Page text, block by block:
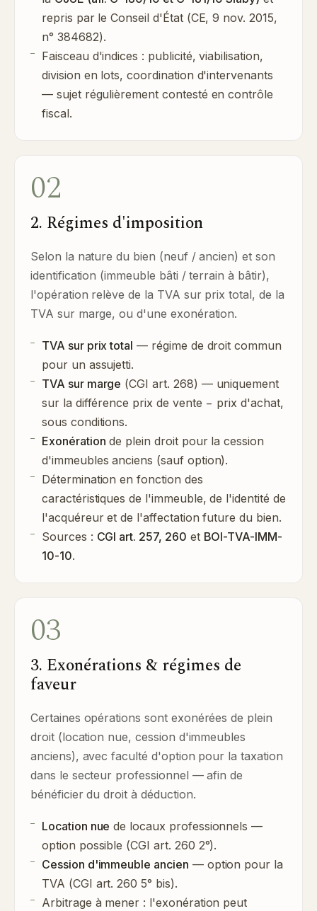
repris par le Conseil d'État (CE, 9 nov. 2015,
n° 384682).
Faisceau d'indices : publicité, viabilisation,
division en lots, coordination d'intervenants
— sujet régulièrement contesté en contrôle
fiscal.
02
2. Régimes d'imposition
Selon la nature du bien (neuf / ancien) et son
identification (immeuble bâti / terrain à bâtir),
l'opération relève de la TVA sur prix total, de la
TVA sur marge, ou d'une exonération.
TVA sur prix total — régime de droit commun
pour un assujetti.
TVA sur marge (CGI art. 268) — uniquement
sur la différence prix de vente − prix d'achat,
sous conditions.
Exonération de plein droit pour la cession
d'immeubles anciens (sauf option).
Détermination en fonction des
caractéristiques de l'immeuble, de l'identité de
l'acquéreur et de l'affectation future du bien.
Sources : CGI art. 257, 260 et BOI-TVA-IMM-
10-10.
03
3. Exonérations & régimes de
faveur
Certaines opérations sont exonérées de plein
droit (location nue, cession d'immeubles
anciens), avec faculté d'option pour la taxation
dans le secteur professionnel — afin de
bénéficier du droit à déduction.
Location nue de locaux professionnels —
option possible (CGI art. 260 2°).
Cession d'immeuble ancien — option pour la
TVA (CGI art. 260 5° bis).
Arbitrage à mener : l'exonération peut